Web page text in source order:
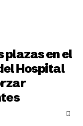
plazas en el
Hospital